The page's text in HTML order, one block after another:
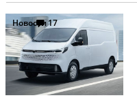
Новости17